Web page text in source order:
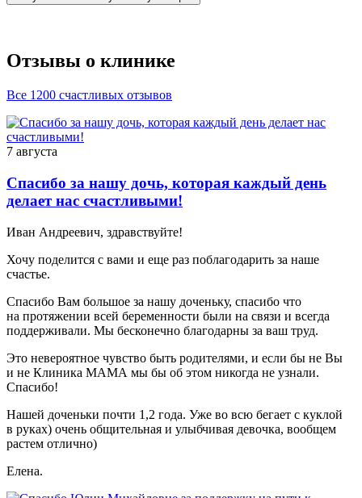
Отзывы о клинике
Все 1200 счастливых отзывов
7 августа
Спасибо за нашу дочь, которая каждый день
делает нас счастливыми!
Иван Андреевич, здравствуйте!
Хочу поделится с вами и еще раз поблагодарить за наше
счастье.
Спасибо Вам большое за нашу доченьку, спасибо что
на протяжении всей беременности были на связи и всегда
поддерживали. Мы бесконечно благодарны за ваш труд.
Это невероятное чувство быть родителями, и если бы не Вы
и не Клиника МАМА мы бы об этом никогда не узнали.
Спасибо!
Нашей доченьки почти 1,2 года. Уже во всю бегает с куклой
в руках) очень общительная и улыбчивая девочка, вообщем
растем отлично)
Елена.